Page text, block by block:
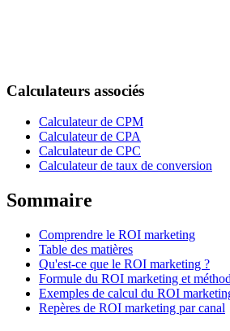
Calculateurs associés
Calculateur de CPM
Calculateur de CPA
Calculateur de CPC
Calculateur de taux de conversion
Sommaire
Comprendre le ROI marketing
Table des matières
Qu'est-ce que le ROI marketing ?
Formule du ROI marketing et
Exemples de calcul du ROI
Repères de ROI marketing par canal